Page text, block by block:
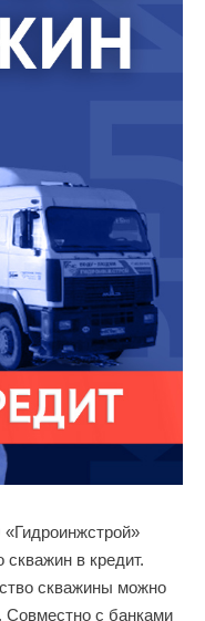
в кредит.
скважины можно
Совместно с банками